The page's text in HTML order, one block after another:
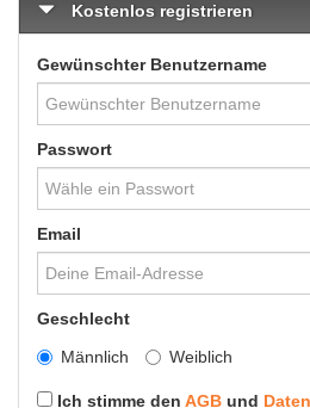
Kostenlos registrieren
Gewünschter Benutzername
Passwort
Email
Geschlecht
Männlich
Weiblich
Ich stimme den AGB und